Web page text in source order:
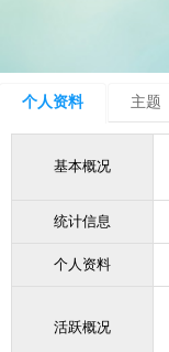
个人资料 主题
基本概况
统计信息
个人资料
活跃概况